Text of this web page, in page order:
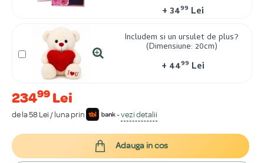
23499 Lei
de la 58 Lei / luna prin -vezi detalii
+3499 Lei
Includem si un ursulet de plus?
(Dimensiune: 20cm)
+ 4499 Lei
Adauga in cos